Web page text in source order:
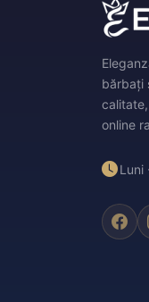
bărbați
online
Luni